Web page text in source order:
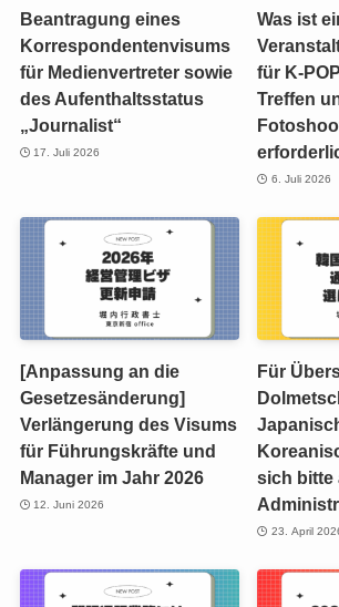
Beantragung eines
Korrespondentenvisums
für Medienvertreter sowie
des Aufenthaltsstatus
„Journalist“
17. Juli 2026
Was ist
für K-
Treffen
6. Juli 2026
[Anpassung an die
Gesetzesänderung]
Verlängerung des Visums
für Führungskräfte und
Manager im Jahr 2026
12. Juni 2026
Für
sich bitte
23. April